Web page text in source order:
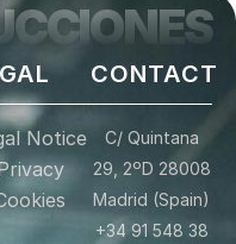
Notice
CONTACT
C/ Quintana
29, 2ºD 28008
Madrid (Spain)
+34 91 548 38